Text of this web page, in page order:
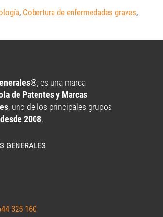
, Cobertura de enfermedades graves,
, es una marca
de Patentes y Marcas
, uno de los principales grupos
2008.
GENERALES
325 160